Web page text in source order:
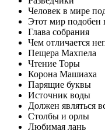
Человек в мире
Этот мир подобен
Глава собрания
Чем отличается
Пещера Махпела
Чтение Торы
Корона Машиаха
Парящие буквы
Источник воды
Должен являться
Столбы и орлы
Любимая лань